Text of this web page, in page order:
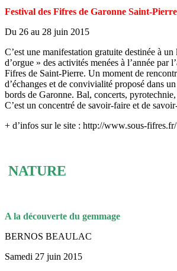
Festival des Fifres de Garonne Saint-
Du 26 au 28 juin 2015
C’est une manifestation gratuite destinée à
d’orgue » des activités menées à l’année par
Fifres de Saint-Pierre. Un moment de
d’échanges et de convivialité proposé dans
bords de Garonne. Bal, concerts,
C’est un concentré de savoir-faire et de
+ d’infos sur le site : http://www.sous-fifres.fr/
NATURE
A la découverte du gemmage
BERNOS BEAULAC
Samedi 27 juin 2015